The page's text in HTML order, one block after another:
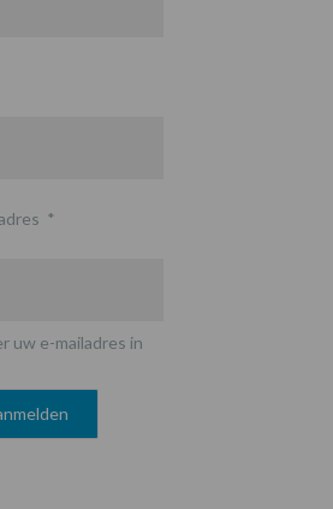
*
uw e-mailadres in